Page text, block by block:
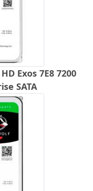
Exos 7E8 7200
SATA